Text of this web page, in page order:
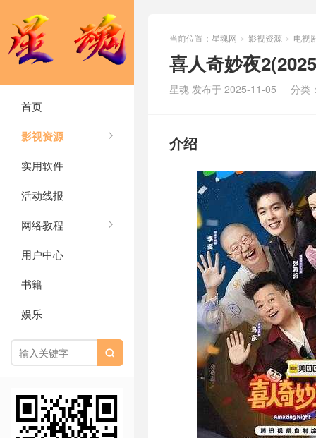
首页
影视资源
实用软件
活动线报
网络教程
用户中心
书籍
娱乐

当前位置： 星魂网 > 影视资源 > 电视
喜人奇妙夜
星魂 发布于 2025-11-05 分类
介绍